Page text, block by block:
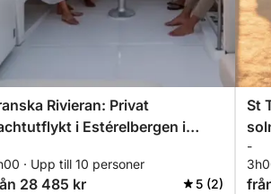
Rivieran: Privat
i Estérelbergen i
med aperitif,
och snorkling
· Upp till 10 personer
28 485 kr 5 (2)
St
-